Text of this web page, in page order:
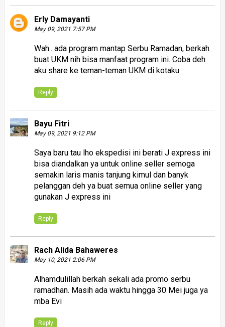
Erly Damayanti
May 09, 2021 7:57 PM
Wah.. ada program mantap Serbu Ramadan, berkah
buat UKM nih bisa manfaat program ini. Coba deh
aku share ke teman-teman UKM di kotaku
Reply
Bayu Fitri
May 09, 2021 9:12 PM
Saya baru tau lho ekspedisi ini berati J express ini
bisa diandalkan ya untuk online seller semoga
semakin laris manis tanjung kimul dan banyk
pelanggan deh ya buat semua online seller yang
gunakan J express ini
Reply
Rach Alida Bahaweres
May 10, 2021 2:06 PM
Alhamdulillah berkah sekali ada promo serbu
ramadhan. Masih ada waktu hingga 30 Mei juga ya
mba Evi
Reply